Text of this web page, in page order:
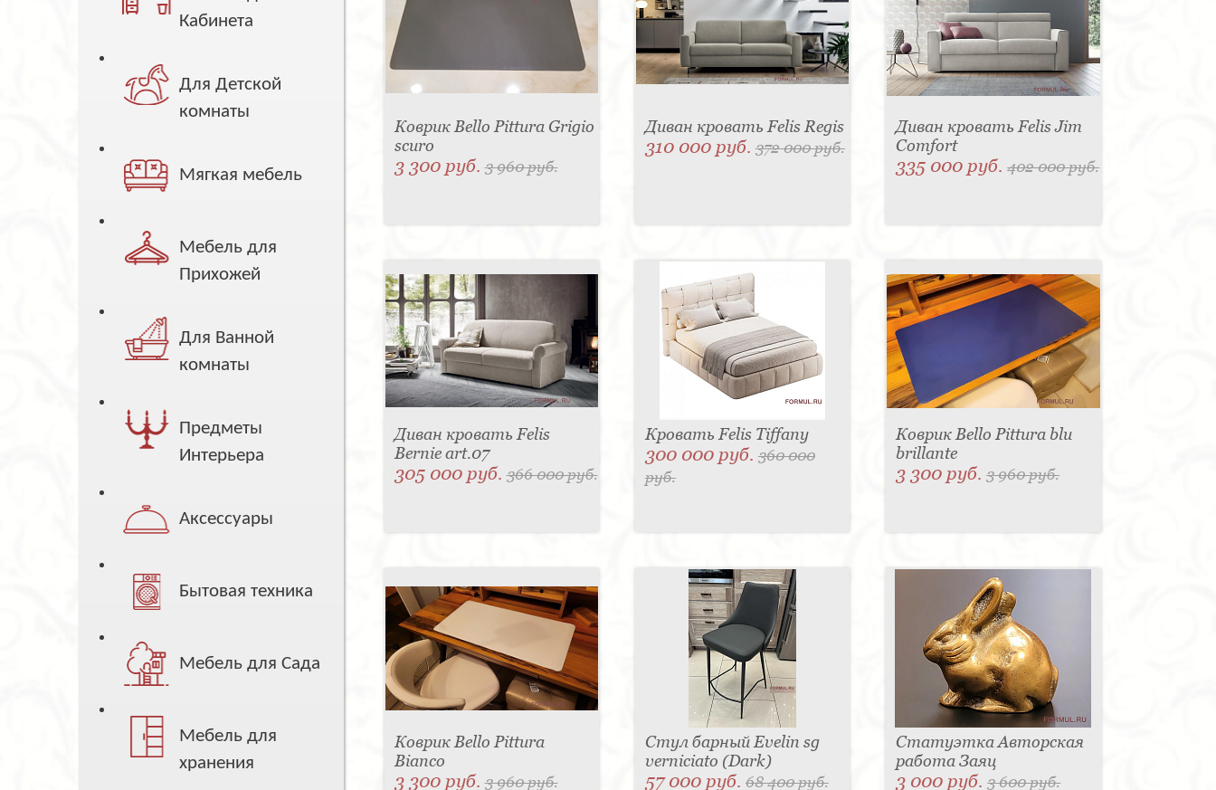
Кабинета
Для Детской
комнаты
Мягкая мебель
Мебель для
Прихожей
Для Ванной
комнаты
Предметы
Интерьера
Аксессуары
Бытовая техника
Мебель для Сада
Мебель для
хранения
Коврик Bello Pittura Grigio
scuro
3 300 руб.3 960 руб.
Диван кровать Felis Regis
310 000 руб. 372 000 руб.
Диван кровать Felis Jim
Comfort
335 000 руб.402 000 руб.
Диван кровать Felis
Bernie art.07
305 000 руб.366 000 руб.
Кровать Felis Tiffany
300 000 руб. 360 000
руб.
Коврик Bello Pittura blu
brillante
3 300 руб.3 960 руб.
Коврик Bello Pittura
Bianco
3 300 руб.3 960 руб.
Стул барный Evelin sg
verniciato (Dark)
57 000 руб. 68 400 руб.
Статуэтка Авторская
работа Заяц
3 000 руб.3 600 руб.